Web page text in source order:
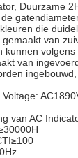
Duurzame
die
van
kunnen
van
van AC